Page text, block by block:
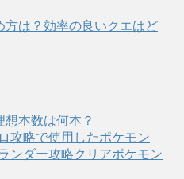
方は？効率の良いクエはど
本数は何本？
攻略で使用したポケモン
ンダー攻略クリアポケモン